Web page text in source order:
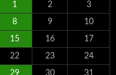
1 2 3
8 9 10
15 16 17
22 23 24